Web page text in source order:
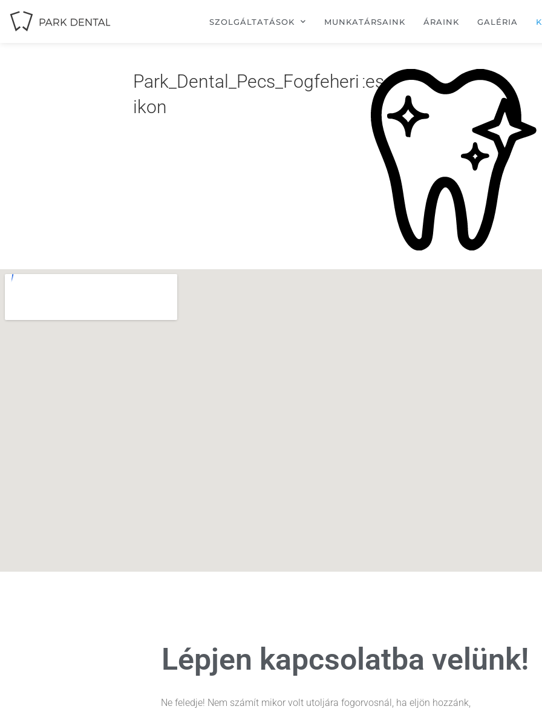
SZOLGÁLTATÁSOK MUNKATÁRSAINK ÁRAINK GALÉRIA
Park_Dental_Pecs_Fogfeherites-
ikon
Lépjen kapcsolatba velünk!
Ne feledje! Nem számít mikor volt utoljára fogorvosnál, ha eljön hozzánk,